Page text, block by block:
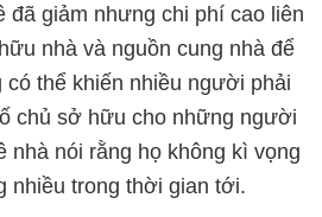
đã giảm nhưng chi phí cao liên
nhà và nguồn cung nhà để
thể khiến nhiều người phải
chủ sở hữu cho những người
nhà nói rằng họ không kì vọng
nhiều trong thời gian tới.